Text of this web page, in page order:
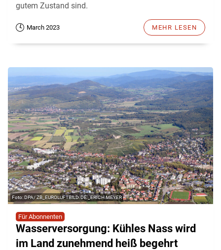
gutem Zustand sind.
March 2023 MEHR LESEN
DPA/ ZB_EUROLUFTBILD.DE _ERICH MEYER
Für Abonnenten
Wasserversorgung: Kühles Nass wird
im Land zunehmend heiß begehrt